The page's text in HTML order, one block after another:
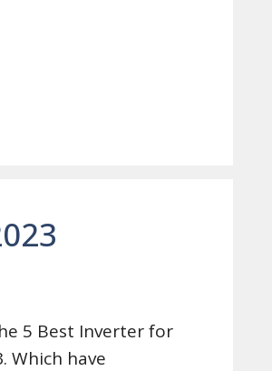
5 Best Inverter for
Which have